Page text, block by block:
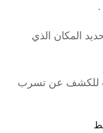
.
المكان الذي
للكشف عن تسرب